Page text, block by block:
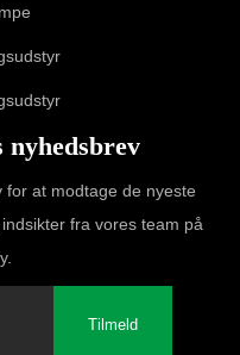
for at modtage de nyeste
fra vores team på
Tilmeld